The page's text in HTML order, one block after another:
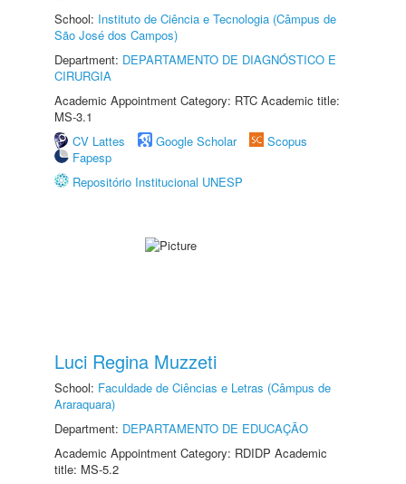
School: Instituto de Ciência e Tecnologia (Câmpus de
São José dos Campos)
Department: DEPARTAMENTO DE DIAGNÓSTICO E
CIRURGIA
Academic Appointment Category: RTC Academic title:
MS-3.1
CV Lattes
Google Scholar
Scopus
Fapesp
Repositório Institucional UNESP
Luci Regina Muzzeti
School: Faculdade de Ciências e Letras (Câmpus de
Araraquara)
Department: DEPARTAMENTO DE EDUCAÇÃO
Academic Appointment Category: RDIDP Academic
title: MS-5.2